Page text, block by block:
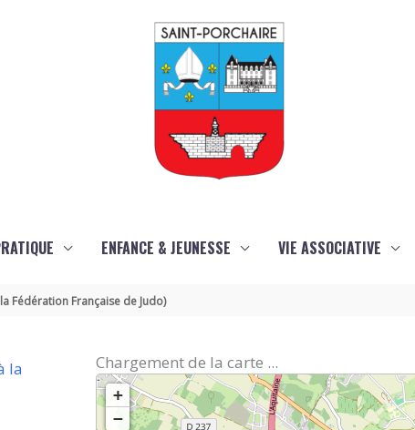
ENFANCE & JEUNESSE VIE ASSOCIATIVE
la Fédération Française de Judo)
la
Chargement de la carte ...
+
−